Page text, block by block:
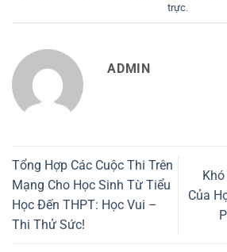
trực.
ADMIN
Tổng Hợp Các Cuộc Thi Trên
Mạng Cho Học Sinh Từ Tiểu
Học Đến THPT: Học Vui –
Thi Thử Sức!
Của